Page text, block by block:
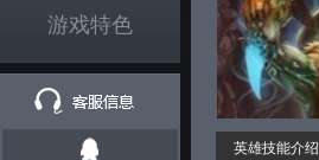
游戏特色
英雄技能介绍